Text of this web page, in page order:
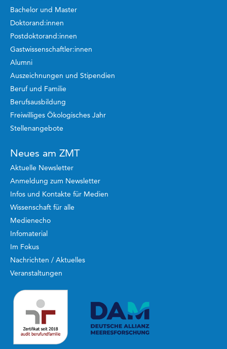
Bachelor und Master
Doktorand:innen
Postdoktorand:innen
Gastwissenschaftler:innen
Alumni
Auszeichnungen und Stipendien
Beruf und Familie
Berufsausbildung
Freiwilliges Ökologisches Jahr
Stellenangebote
Neues am ZMT
Aktuelle Newsletter
Anmeldung zum Newsletter
Infos und Kontakte für Medien
Wissenschaft für alle
Medienecho
Infomaterial
Im Fokus
Nachrichten / Aktuelles
Veranstaltungen